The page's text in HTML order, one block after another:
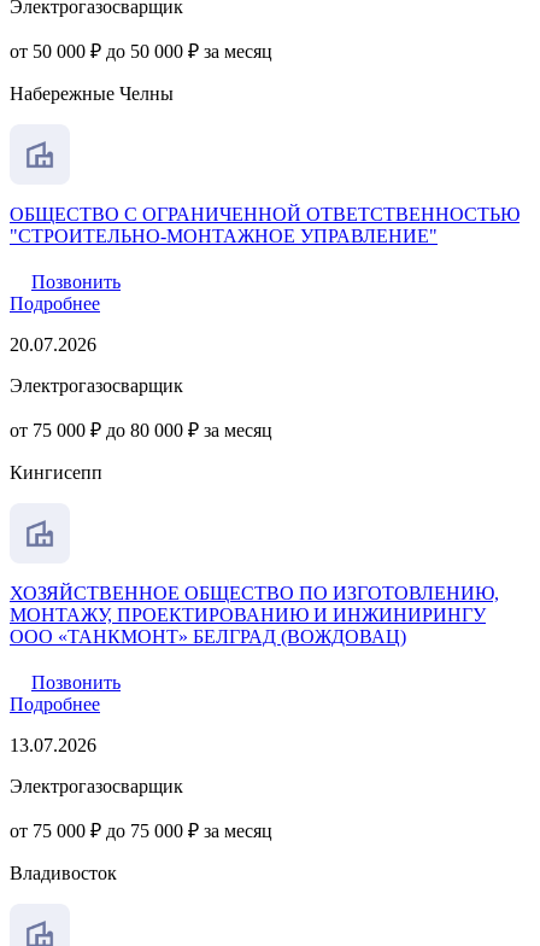
Электрогазосварщик
от 50 000 ₽ до 50 000 ₽ за месяц
Набережные Челны
ОБЩЕСТВО С ОГРАНИЧЕННОЙ ОТВЕТСТВЕННОСТЬЮ
"СТРОИТЕЛЬНО-МОНТАЖНОЕ УПРАВЛЕНИЕ"
Позвонить
Подробнее
20.07.2026
Электрогазосварщик
от 75 000 ₽ до 80 000 ₽ за месяц
Кингисепп
ХОЗЯЙСТВЕННОЕ ОБЩЕСТВО ПО ИЗГОТОВЛЕНИЮ,
МОНТАЖУ, ПРОЕКТИРОВАНИЮ И ИНЖИНИРИНГУ
ООО «ТАНКМОНТ» БЕЛГРАД (ВОЖДОВАЦ)
Позвонить
Подробнее
13.07.2026
Электрогазосварщик
от 75 000 ₽ до 75 000 ₽ за месяц
Владивосток